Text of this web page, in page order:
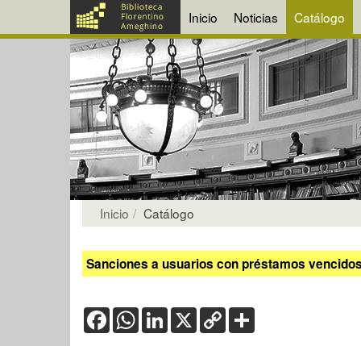
Inicio Noticias Catálogo
Inicio Catálogo
Sanciones a usuarios con préstamos
FacebookWhatsApp
LinkedIn
X Copy
Link